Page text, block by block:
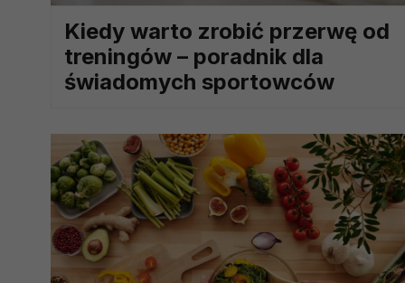
Kiedy warto zrobić przerwę od
treningów – poradnik dla
świadomych sportowców
analizowania ich i
(tymi umowami są zazwyczaj
prawną dla pomiarów
Przetwarzanie Twoich danych w
zgody.